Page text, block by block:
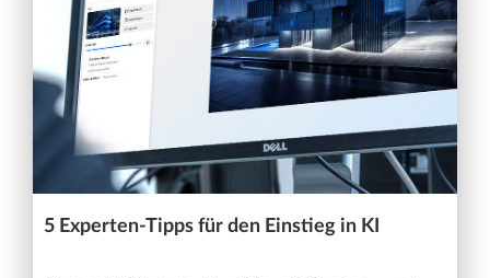
5 Experten-Tipps für den Einstieg in KI